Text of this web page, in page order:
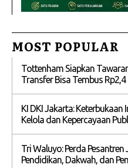
MOST POPULAR
Tottenham Siapkan
Transfer Bisa Tembus
KI DKI Jakarta: Keterbukaan
Kelola dan Kepercayaan
Tri Waluyo: Perda
Pendidikan, Dakwah, dan